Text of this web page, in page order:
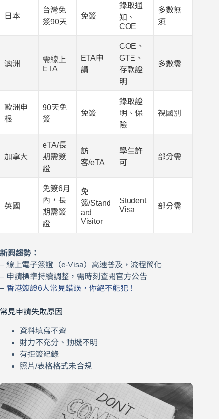
日本
台灣免
簽90天
免簽
錄取通
知、
COE
多數無
須
澳洲
需線上
ETA
ETA申
請
COE、
GTE、
存款證
明
多數需
歐洲申
根
90天免
簽
免簽
錄取證
明、保
險
視國別
加拿大
eTA/長
期需簽
證
訪
客/eTA
學生許
可
部分需
英國
免簽6月
內，長
期需簽
證
免
簽/Stand
ard
Visitor
Student
Visa
部分需
新興趨勢：
– 線上電子簽證（e-Visa）高速普及，流程簡化
– 申請標準持續調整，需時刻查閱官方公告
– 香港簽證6大常見錯誤，你絕不能犯！
常見申請失敗原因
資料填寫不齊
財力不充分、動機不明
有拒簽紀錄
照片/表格格式未合規